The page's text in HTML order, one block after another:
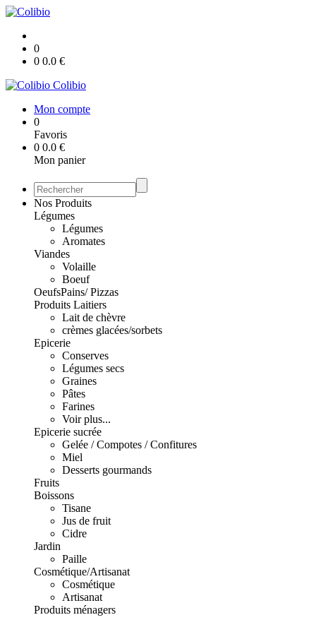
0
0 0.0 €
Colibio
Mon compte
0
Favoris
0 0.0 €
Mon panier
Nos Produits
Légumes
Légumes
Aromates
Viandes
Volaille
Boeuf
OeufsPains/ Pizzas
Produits Laitiers
Lait de chèvre
crèmes glacées/sorbets
Epicerie
Conserves
Légumes secs
Graines
Pâtes
Farines
Voir plus...
Epicerie sucrée
Gelée / Compotes / Confitures
Miel
Desserts gourmands
Fruits
Boissons
Tisane
Jus de fruit
Cidre
Jardin
Paille
Cosmétique/Artisanat
Cosmétique
Artisanat
Produits ménagers